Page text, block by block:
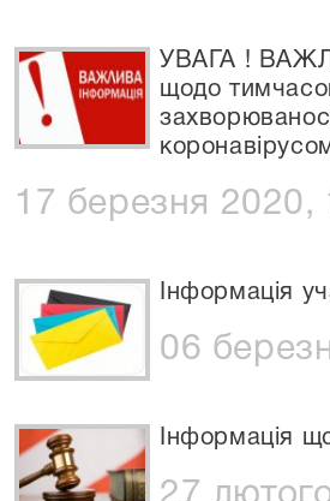
УВАГА !
щодо
17 березня 2020,
Інформація
06
Інформація